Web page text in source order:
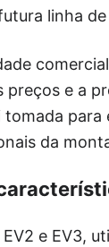
linha
e a
tomada
da
e EV3,